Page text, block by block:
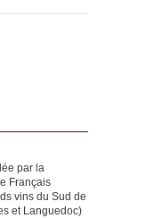
par la
Français
vins du Sud de
et Languedoc)